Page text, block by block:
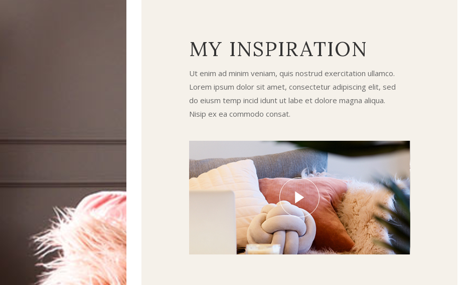
MY INSPIRATION
Ut enim ad minim veniam, quis nostrud exercitation ullamco.
Lorem ipsum dolor sit amet, consectetur adipiscing elit, sed
do eiusm temp incid idunt ut labe et dolore magna aliqua.
Nisip ex ea commodo consat.